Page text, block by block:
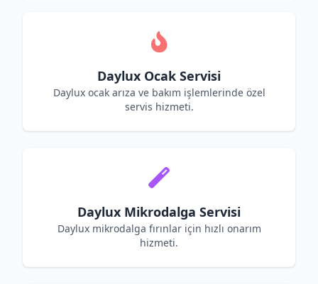
Daylux Ocak Servisi
Daylux ocak arıza ve bakım işlemlerinde özel
servis hizmeti.
Daylux Mikrodalga Servisi
Daylux mikrodalga fırınlar için hızlı onarım
hizmeti.